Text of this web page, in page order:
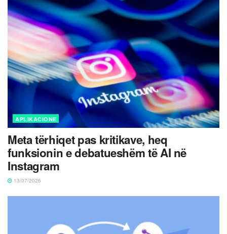
APLIKACIONE
Meta tërhiqet pas kritikave, heq
funksionin e debatueshëm të AI në
Instagram
13/07/2026